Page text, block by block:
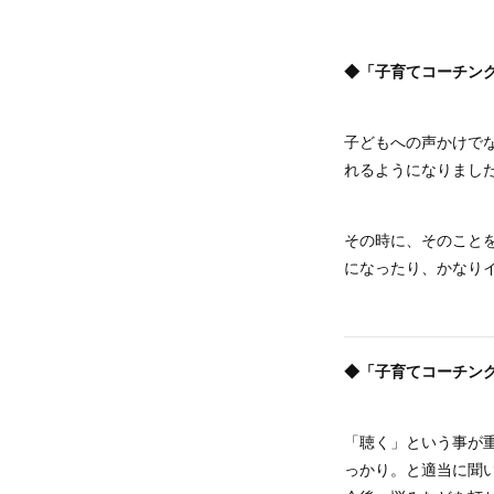
◆「子育てコーチン
子どもへの声かけで
れるようになりまし
その時に、そのこと
になったり、かなり
◆「子育てコーチン
「聴く」という事
っかり。と適当に聞